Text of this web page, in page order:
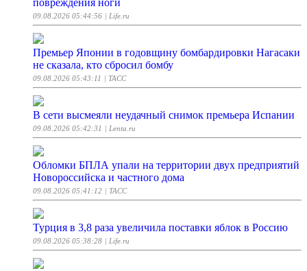
повреждения ноги
09.08.2026 05:44:56 | Life.ru
Премьер Японии в годовщину бомбардировки Нагасаки
не сказала, кто сбросил бомбу
09.08.2026 05:43:11 | ТАСС
В сети высмеяли неудачный снимок премьера Испании
09.08.2026 05:42:31 | Lenta.ru
Обломки БПЛА упали на территории двух предприятий
Новороссийска и частного дома
09.08.2026 05:41:12 | ТАСС
Турция в 3,8 раза увеличила поставки яблок в Россию
09.08.2026 05:38:28 | Life.ru